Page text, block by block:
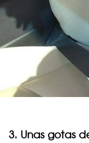
3. Unas gotas